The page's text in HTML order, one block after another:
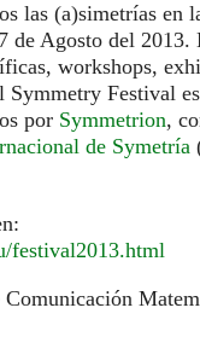
las (a)simetrías en
de Agosto del
workshops,
Festival
por Symmetrion,
de Symetría
festival2013.html
Comunicación